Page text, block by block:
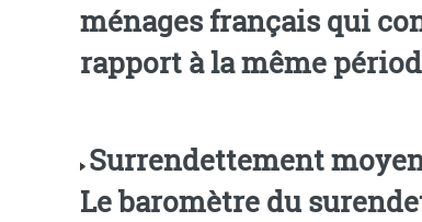
ménages français qui
rapport à la même
Surrendettement moyen
Le baromètre du